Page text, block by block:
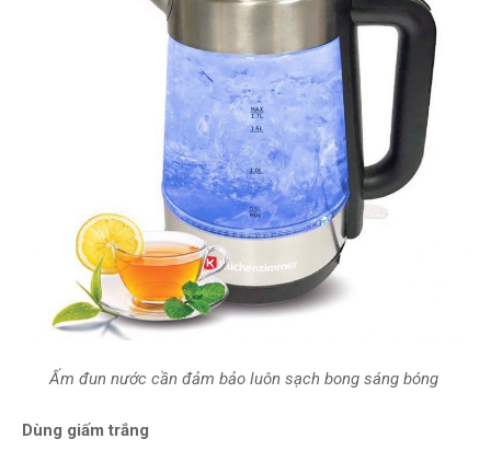
Ấm đun nước cần đảm bảo luôn sạch bong sáng bóng
Dùng giấm trắng